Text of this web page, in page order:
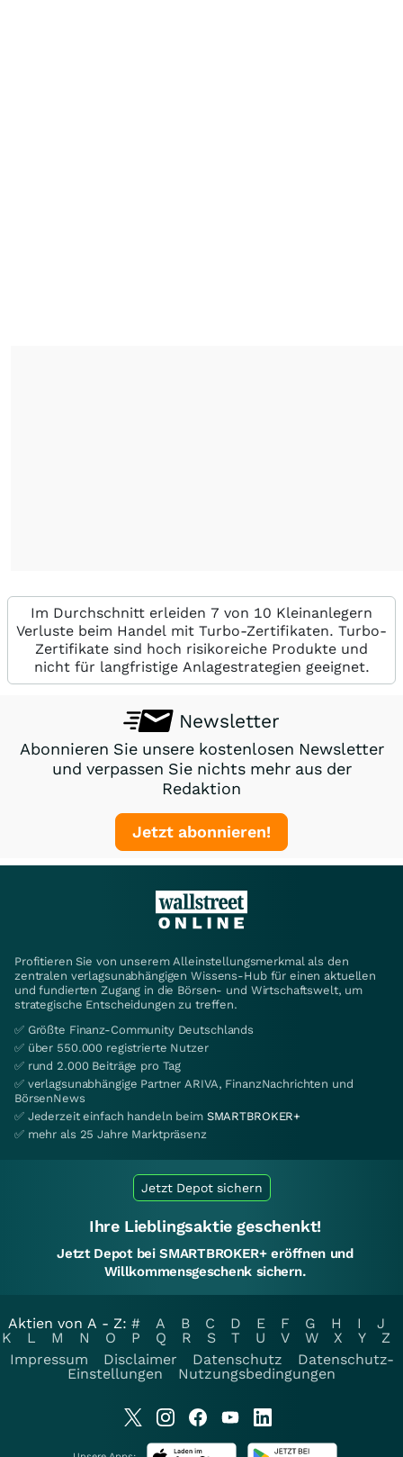
Im Durchschnitt erleiden 7 von 10 Kleinanlegern
Verluste beim Handel mit Turbo-Zertifikaten. Turbo-
Zertifikate sind hoch risikoreiche Produkte und
nicht für langfristige Anlagestrategien geeignet.
Newsletter
Abonnieren Sie unsere kostenlosen Newsletter
und verpassen Sie nichts mehr aus der
Redaktion
Jetzt abonnieren!
Profitieren Sie von unserem Alleinstellungsmerkmal als den
zentralen verlagsunabhängigen Wissens-Hub für einen aktuellen
und fundierten Zugang in die Börsen- und Wirtschaftswelt, um
strategische Entscheidungen zu treffen.
✅ Größte Finanz-Community Deutschlands
✅ über 550.000 registrierte Nutzer
✅ rund 2.000 Beiträge pro Tag
✅ verlagsunabhängige Partner ARIVA, FinanzNachrichten und
BörsenNews
✅ Jederzeit einfach handeln beim SMARTBROKER+
✅ mehr als 25 Jahre Marktpräsenz
Jetzt Depot sichern
Ihre Lieblingsaktie geschenkt!
Jetzt Depot bei SMARTBROKER+ eröffnen und
Willkommensgeschenk sichern.
Aktien von A - Z: # A B C D E F G H I
J
K
L M N O P Q R S T U V W X Y
Z
Impressum
Disclaimer Datenschutz
Datenschutz-
Einstellungen
Nutzungsbedingungen